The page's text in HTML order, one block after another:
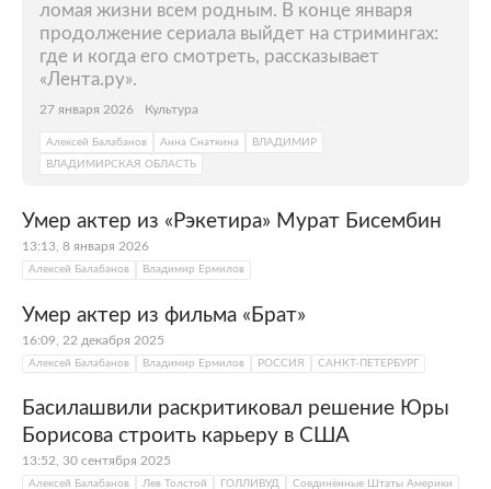
ломая жизни всем родным. В конце января
продолжение сериала выйдет на стримингах:
где и когда его смотреть, рассказывает
«Лента.ру».
27 января 2026 Культура
Алексей Балабанов Анна Снаткина
ВЛАДИМИР
ВЛАДИМИРСКАЯ ОБЛАСТЬ
Умер актер из «Рэкетира» Мурат Бисембин
13:13, 8 января 2026
Алексей Балабанов Владимир Ермилов
Умер актер из фильма «Брат»
16:09, 22 декабря 2025
Алексей Балабанов Владимир Ермилов РОССИЯ САНКТ-ПЕТЕРБУРГ
Басилашвили раскритиковал решение Юры
Борисова строить карьеру в США
13:52, 30 сентября 2025
Алексей Балабанов Лев Толстой ГОЛЛИВУД Соединённые Штаты Америки